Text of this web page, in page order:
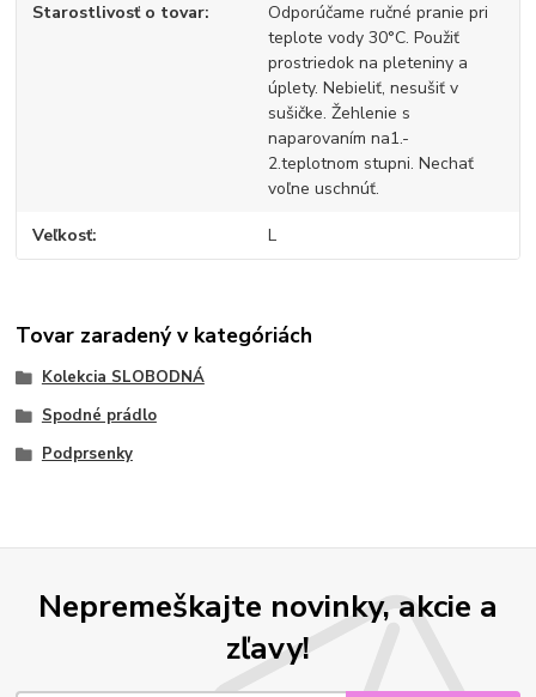
Starostlivosť o tovar
Odporúčame ručné pranie pri
teplote vody 30°C. Použiť
prostriedok na pleteniny a
úplety. Nebieliť, nesušiť v
sušičke. Žehlenie s
naparovaním na1.-
2.teplotnom stupni. Nechať
voľne uschnúť.
Veľkosť L
Tovar zaradený v kategóriách
Kolekcia SLOBODNÁ
Spodné prádlo
Podprsenky
Nepremeškajte novinky, akcie a
zľavy!